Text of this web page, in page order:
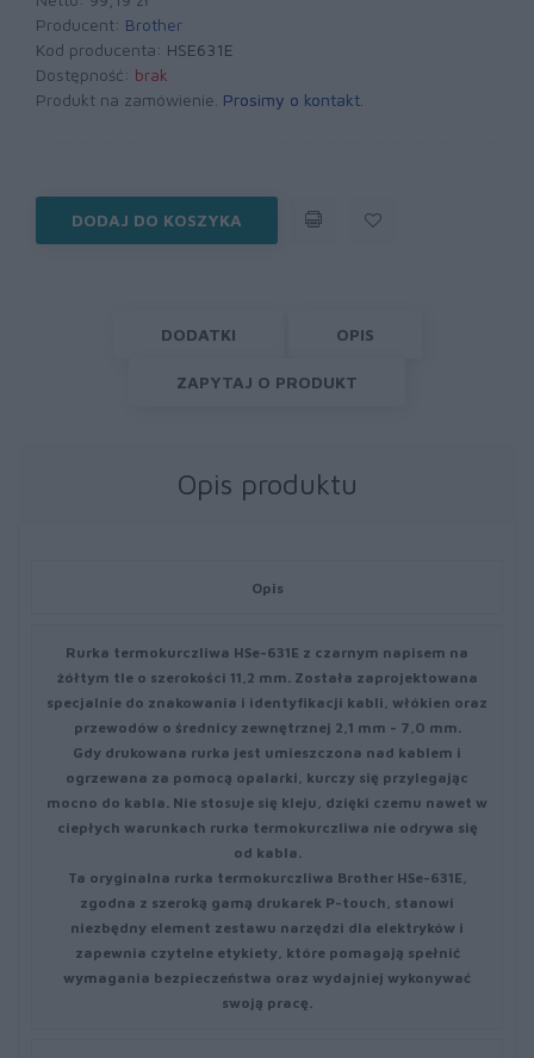
Producent: Brother
Kod producenta: HSE631E
Dostępność: brak
Produkt na zamówienie. Prosimy o kontakt
DODAJ DO KOSZYKA
DODATKI OPIS
ZAPYTAJ O PRODUKT
Opis produktu
Opis
Rurka termokurczliwa HSe-631E z czarnym napisem na
żółtym tle o szerokości 11,2 mm. Została zaprojektowana
specjalnie do znakowania i identyfikacji kabli, włókien oraz
przewodów o średnicy zewnętrznej 2,1 mm - 7,0 mm.
Gdy drukowana rurka jest umieszczona nad kablem i
ogrzewana za pomocą opalarki, kurczy się przylegając
mocno do kabla. Nie stosuje się kleju, dzięki czemu nawet w
ciepłych warunkach rurka termokurczliwa nie odrywa się
od kabla.
Ta oryginalna rurka termokurczliwa Brother HSe-631E,
zgodna z szeroką gamą drukarek P-touch, stanowi
niezbędny element zestawu narzędzi dla elektryków i
zapewnia czytelne etykiety, które pomagają spełnić
wymagania bezpieczeństwa oraz wydajniej wykonywać
swoją pracę.